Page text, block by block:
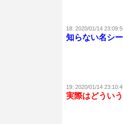
18: 2020/01/14
知らない名シ
19: 2020/01/14
実際はどうい